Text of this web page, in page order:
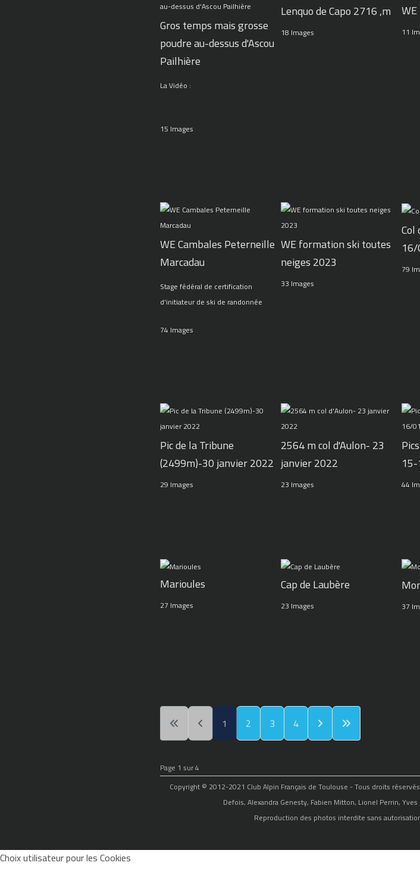
Gros temps mais grosse
poudre au-dessus d'Ascou
Pailhière
La Vidéo :
15 Images
Lenquo de Capo 2716 ,m
18 Images 11
WE Cambales Peterneille
Marcadau
Stage fédéral de certification
d'initiateur de ski de randonnée
74 Images
WE formation ski toutes
neiges 2023
33 Images
Col
79
Pic de la Tribune
(2499m)-30 janvier 2022
29 Images
2564 m col d'Aulon- 23
janvier 2022
23 Images 44
Marioules
27 Images
Cap de Laubère
23 Images 37
1 2 3 4
Page 1 sur 4
Copyright © 2012-2021 Club Alpin Français de Toulouse - Tous droits
Defois, Alexandra Genesty, Fabien Mitton, Lionel Perrin,
Reproduction des photos interdite sans
Choix utilisateur pour les Cookies